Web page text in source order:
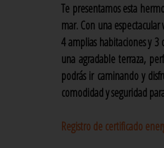
Te presentamos esta
mar. Con una
4 amplias habitaciones y
una agradable terraza,
podrás ir caminando y
comodidad y seguridad
Registro de certificado